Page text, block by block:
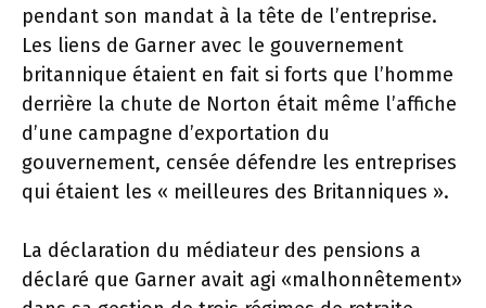
pendant son mandat à la tête de l’entreprise.
Les liens de Garner avec le gouvernement
britannique étaient en fait si forts que l’homme
derrière la chute de Norton était même l’affiche
d’une campagne d’exportation du
gouvernement, censée défendre les entreprises
qui étaient les « meilleures des Britanniques ».
La déclaration du médiateur des pensions a
déclaré que Garner avait agi «malhonnêtement»